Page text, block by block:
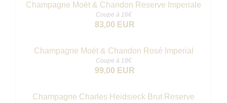
Champagne Moët & Chandon Reserve Imperiale
Coupe à 16€
83,00 EUR
Champagne Moët & Chandon Rosé Imperial
Coupe à 18€
99,00 EUR
Champagne Charles Heidsieck Brut Reserve